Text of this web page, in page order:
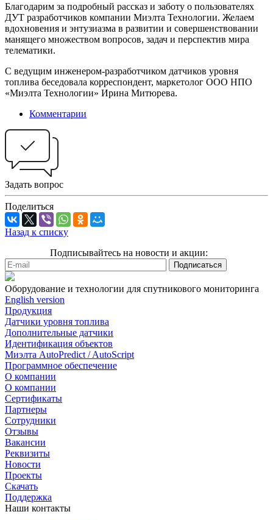
Благодарим за подробный рассказ и заботу о пользователях
ДУТ разработчиков компании Миэлта Технологии. Желаем
вдохновения и энтузиазма в развитии и совершенствовании
манящего множеством вопросов, задач и перспектив мира
телематики.
С ведущим инженером-разработчиком датчиков уровня
топлива беседовала корреспондент, маркетолог ООО НПО
«Миэлта Технологии» Ирина Митюрева.
Комментарии
Задать вопрос
Поделиться
Назад к списку
Подписывайтесь на новости и акции:
Оборудование и технологии для спутникового мониторинга
English version
Продукция
Датчики уровня топлива
Дополнительные датчики
Идентификация объектов
Миэлта AutoPredict / AutoScript
Программное обеспечение
О компании
О компании
Сертификаты
Партнеры
Сотрудники
Отзывы
Вакансии
Реквизиты
Новости
Проекты
Скачать
Поддержка
Наши контакты